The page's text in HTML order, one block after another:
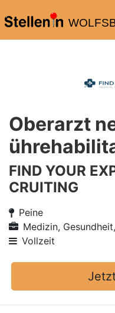
Oberarzt
FIND YOUR
CRUITING
Peine
Medizin,
Vollzeit